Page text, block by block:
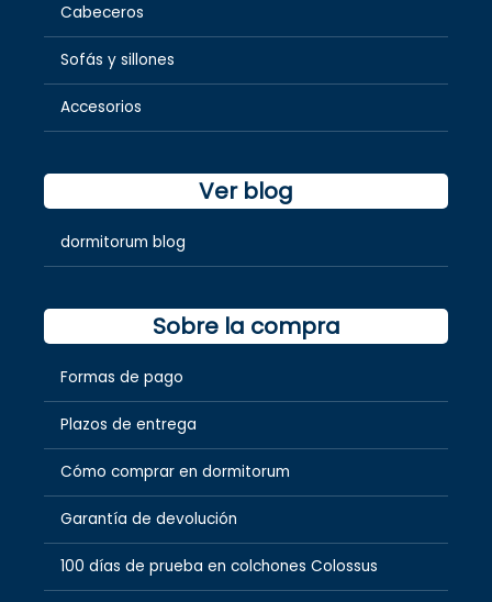
Cabeceros
Sofás y sillones
Accesorios
Ver blog
dormitorum blog
Sobre la compra
Formas de pago
Plazos de entrega
Cómo comprar en dormitorum
Garantía de devolución
100 días de prueba en colchones Colossus